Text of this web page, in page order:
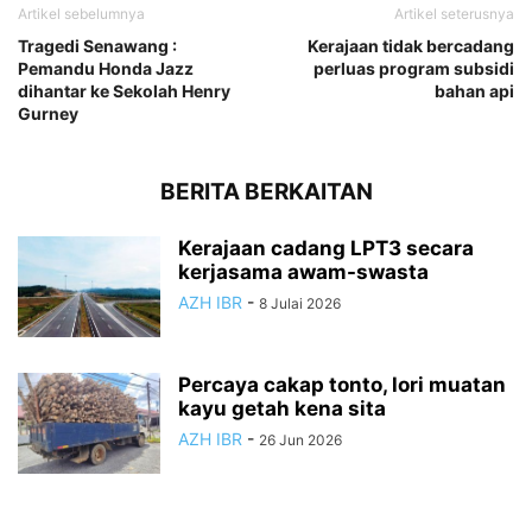
Artikel sebelumnya
Tragedi Senawang :
Pemandu Honda Jazz
dihantar ke Sekolah Henry
Gurney
Artikel seterusnya
Kerajaan tidak bercadang
perluas program subsidi
bahan api
BERITA BERKAITAN
Kerajaan cadang LPT3 secara
kerjasama awam-swasta
AZH IBR - 8 Julai 2026
Percaya cakap tonto, lori muatan
kayu getah kena sita
AZH IBR - 26 Jun 2026